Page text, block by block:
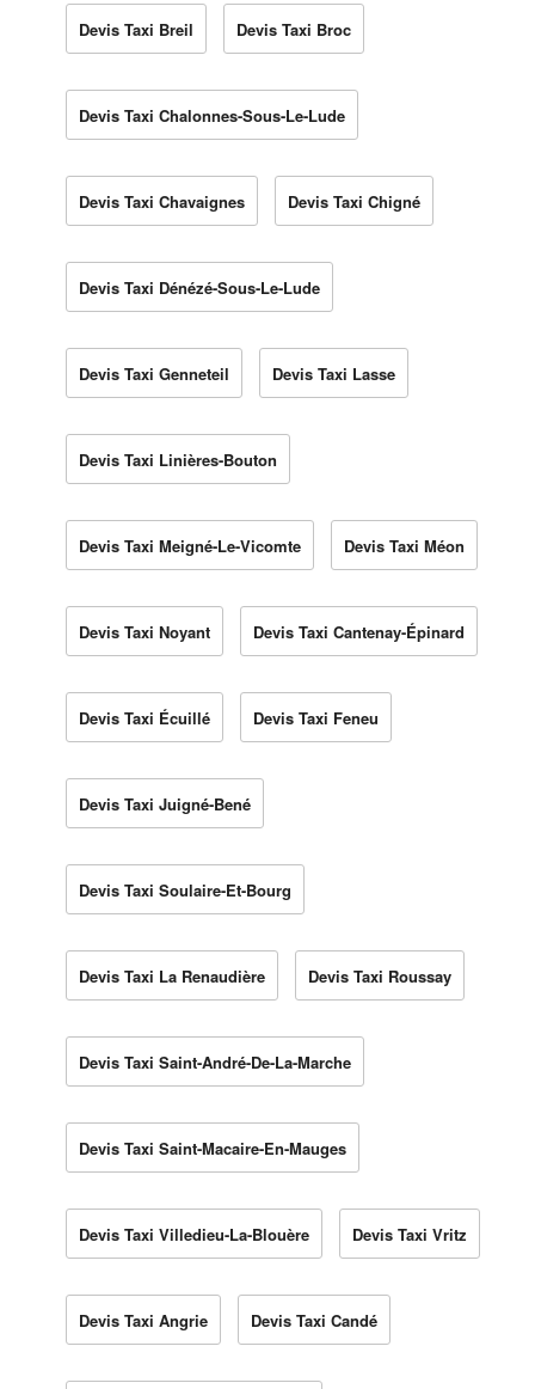
Devis Taxi Breil Devis Taxi Broc
Devis Taxi Chalonnes-Sous-Le-Lude
Devis Taxi Chavaignes Devis Taxi Chigné
Devis Taxi Dénézé-Sous-Le-Lude
Devis Taxi Genneteil Devis Taxi Lasse
Devis Taxi Linières-Bouton
Devis Taxi Meigné-Le-Vicomte Devis Taxi Méon
Devis Taxi Noyant Devis Taxi Cantenay-Épinard
Devis Taxi Écuillé Devis Taxi Feneu
Devis Taxi Juigné-Bené
Devis Taxi Soulaire-Et-Bourg
Devis Taxi La Renaudière Devis Taxi Roussay
Devis Taxi Saint-André-De-La-Marche
Devis Taxi Saint-Macaire-En-Mauges
Devis Taxi Villedieu-La-Blouère Devis Taxi Vritz
Devis Taxi Angrie Devis Taxi Candé